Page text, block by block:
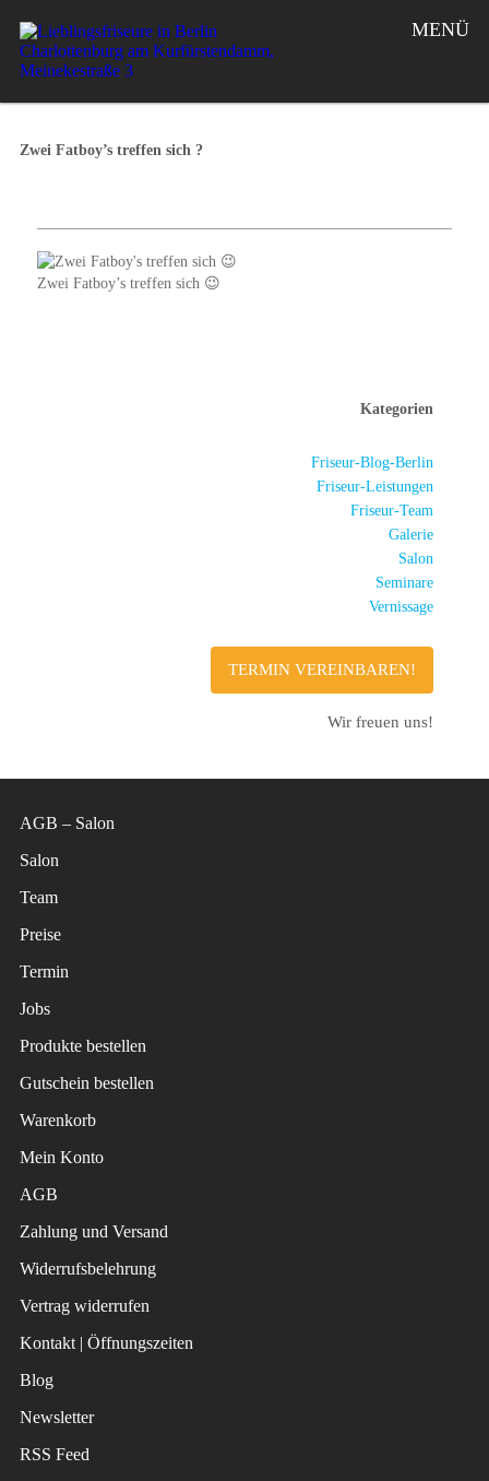
MENÜ
Zwei Fatboy’s treffen sich ?
Zwei Fatboy’s treffen sich 😉
Kategorien
Friseur-Blog-Berlin
Friseur-Leistungen
Friseur-Team
Galerie
Salon
Seminare
Vernissage
TERMIN VEREINBAREN!
Wir freuen uns!
AGB – Salon
Salon
Team
Preise
Termin
Jobs
Produkte bestellen
Gutschein bestellen
Warenkorb
Mein Konto
AGB
Zahlung und Versand
Widerrufsbelehrung
Vertrag widerrufen
Kontakt | Öffnungszeiten
Blog
Newsletter
RSS Feed